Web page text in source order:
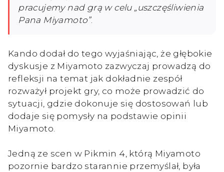
pracujemy nad grą w celu „uszczęśliwienia
Pana Miyamoto”.
Kando dodał do tego wyjaśniając, że głębokie
dyskusje z Miyamoto zazwyczaj prowadzą do
refleksji na temat jak dokładnie zespół
rozważył projekt gry, co może prowadzić do
sytuacji, gdzie dokonuje się dostosowań lub
dodaje się pomysły na podstawie opinii
Miyamoto.
Jedną ze scen w Pikmin 4, którą Miyamoto
pozornie bardzo starannie przemyślał, była